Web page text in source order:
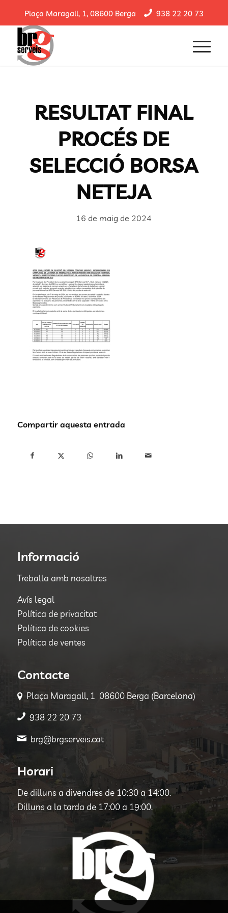
Plaça Maragall, 1, 08600 Berga 938 22 20 73
RESULTAT FINAL
PROCÉS DE
SELECCIÓ BORSA
NETEJA
16 de maig de 2024
Compartir aquesta entrada
Informació
Treballa amb nosaltres
Avís legal
Política de privacitat
Política de cookies
Política de ventes
Contacte
Plaça Maragall, 1 08600 Berga (Barcelona)
938 22 20 73
brg@brgserveis.cat
Horari
De dilluns a divendres de 10:30 a 14:00.
Dilluns a la tarda de 17:00 a 19:00.